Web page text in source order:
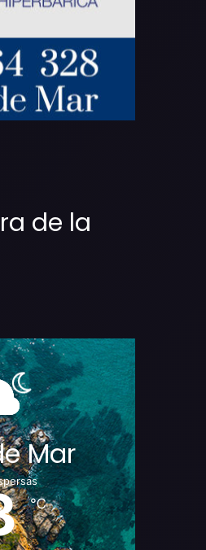
de la
Mar
℃